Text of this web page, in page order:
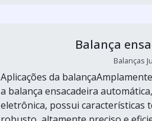
Balança
Balanças
Aplicações da
a balança ensacadeira
eletrônica, possui características